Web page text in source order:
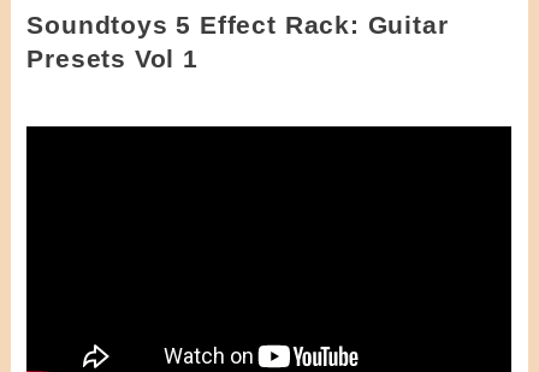
Soundtoys 5 Effect Rack: Guitar
Presets Vol 1